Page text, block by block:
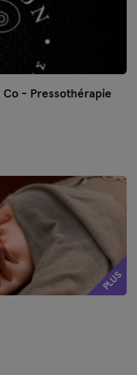
Co - Pressothérapie
PLUS